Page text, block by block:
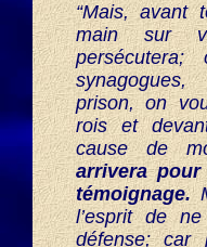
“Mais, avant
main sur
prison, on
rois et
cause de
arrivera
témoignage.
l’esprit de
défense; car